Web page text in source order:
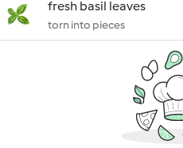
fresh basil leaves
torn into pieces